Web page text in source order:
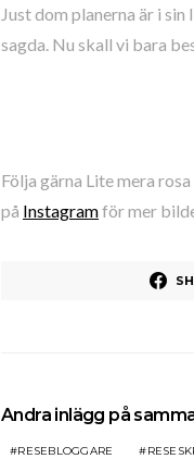
Just dom planerna är i
sagda. Nu skall vi bara
Följa gärna Lite mera rosa
på Instagramför mer
Andra inlägg på
RESEBLOGGARE